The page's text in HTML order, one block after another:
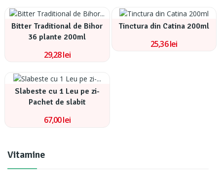
Vitamine
Bitter Traditional de Bihor
36 plante 200ml
29,28 lei
Tinctura din Catina 200ml
25,36 lei
Slabeste cu 1 Leu pe zi-
Pachet de slabit
67,00 lei